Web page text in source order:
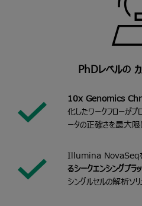
PhDレベルの カ
10x Genomics
化したワークフローがプ
ータの正確さを最大限
Illumina NovaSeqを
るシークエンシングプラ
シングルセルの解析ソリ